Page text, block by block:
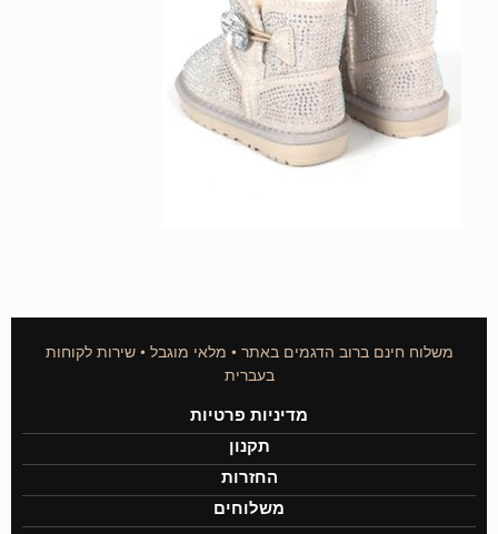
משלוח חינם ברוב הדגמים באתר • מלאי מוגבל • שירות לקוחות
בעברית
מדיניות פרטיות
תקנון
החזרות
משלוחים